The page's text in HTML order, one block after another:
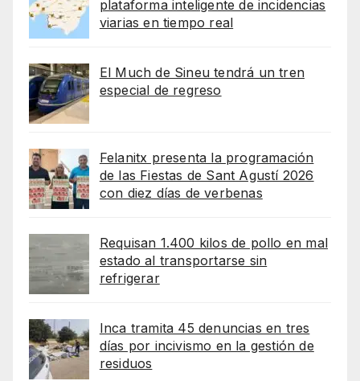
plataforma inteligente de incidencias
viarias en tiempo real
El Much de Sineu tendrá un tren
especial de regreso
Felanitx presenta la programación
de las Fiestas de Sant Agustí 2026
con diez días de verbenas
Requisan 1.400 kilos de pollo en mal
estado al transportarse sin
refrigerar
Inca tramita 45 denuncias en tres
días por incivismo en la gestión de
residuos